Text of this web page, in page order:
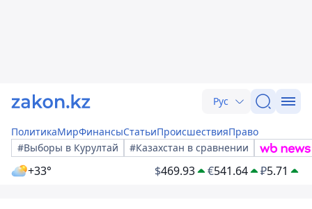
Рус
ПолитикаМирФинансыСтатьиПроисшествияПраво
#Выборы в Курултай
#Казахстан в сравнении
+33° $469.93 €541.64 ₽5.71